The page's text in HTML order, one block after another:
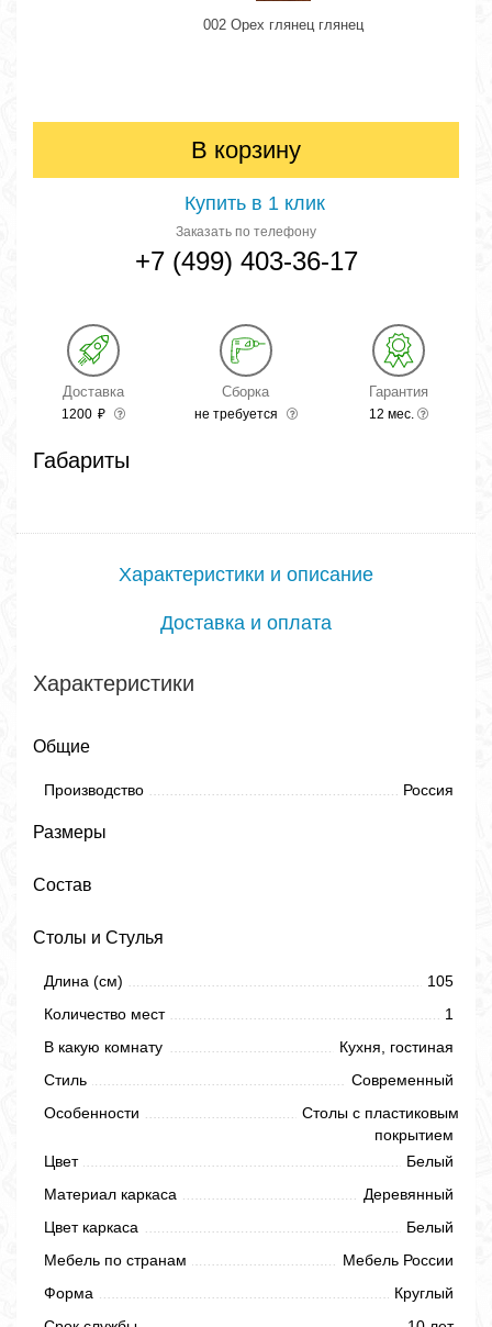
002 Орех глянец глянец
В корзину
Купить в 1 клик
Заказать по телефону
+7 (499) 403-36-17
Доставка
1200 ₽
Сборка
не требуется
Гарантия
12 мес.
Габариты
Характеристики и описание
Доставка и оплата
Характеристики
Общие
Производство Россия
Размеры
Состав
Столы и Стулья
Длина (см)
105
Количество мест
1
В какую комнату
Кухня, гостиная
Стиль
Современный
Особенности
Столы с пластиковым
покрытием
Цвет
Белый
Материал каркаса
Деревянный
Цвет каркаса
Белый
Мебель по странам
Мебель России
Форма
Круглый